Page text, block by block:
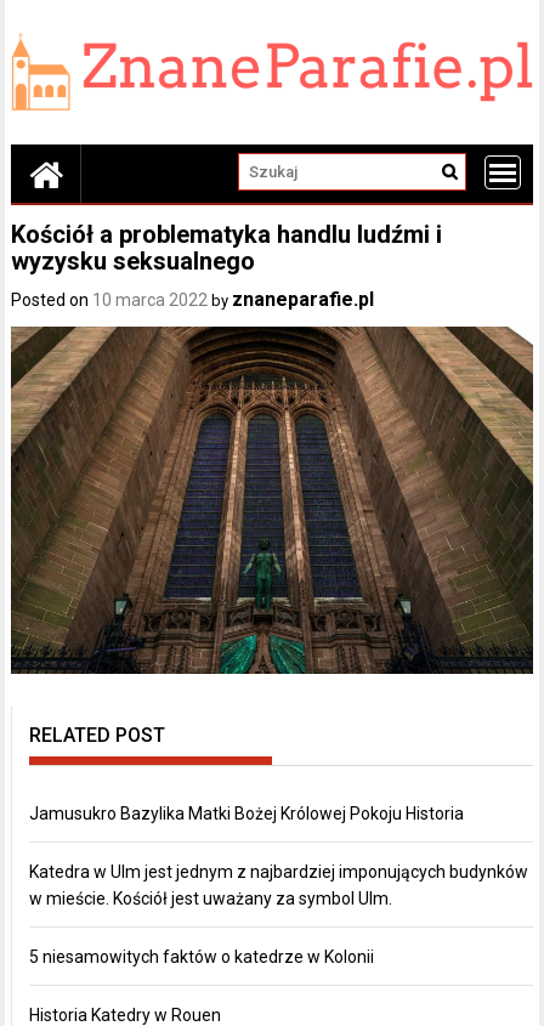
content
Kościół a problematyka handlu ludźmi i
wyzysku seksualnego
Posted on 10 marca 2022 by znaneparafie.pl
RELATED POST
Jamusukro Bazylika Matki Bożej Królowej Pokoju Historia
Katedra w Ulm jest jednym z najbardziej imponujących budynków
w mieście. Kościół jest uważany za symbol Ulm.
5 niesamowitych faktów o katedrze w Kolonii
Historia Katedry w Rouen